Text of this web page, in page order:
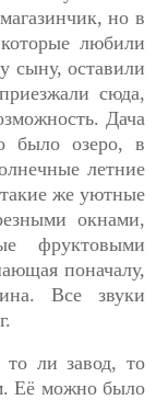
но в
любили
сыну, оставили
сюда,
Дача
было озеро, в
летние
же уютные
окнами,
фруктовыми
поначалу,
Все звуки
ли завод, то
Её можно было